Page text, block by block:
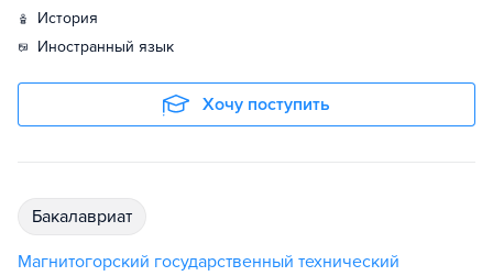
история
иностранный язык
Хочу поступить
бакалавриат
Магнитогорский государственный технический